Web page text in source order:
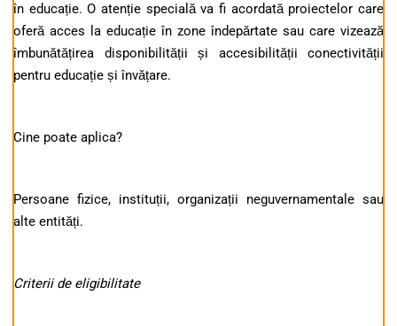
în educație. O atenție specială va fi acordată proiectelor care
oferă acces la educație în zone îndepărtate sau care vizează
îmbunătățirea disponibilității și accesibilității conectivității
pentru educație și învățare.
Cine poate aplica?
Persoane fizice, instituții, organizații neguvernamentale sau
alte entități.
Criterii de eligibilitate